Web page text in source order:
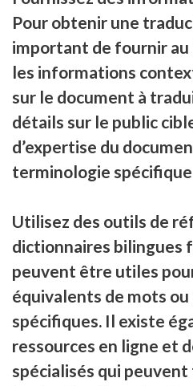
Pour obtenir une
important de fournir
les informations
sur le document à
détails sur le public
d’expertise du
terminologie
Utilisez des outils de
dictionnaires bilingues
peuvent être utiles
équivalents de mots ou
spécifiques. Il existe
ressources en ligne et
spécialisés qui